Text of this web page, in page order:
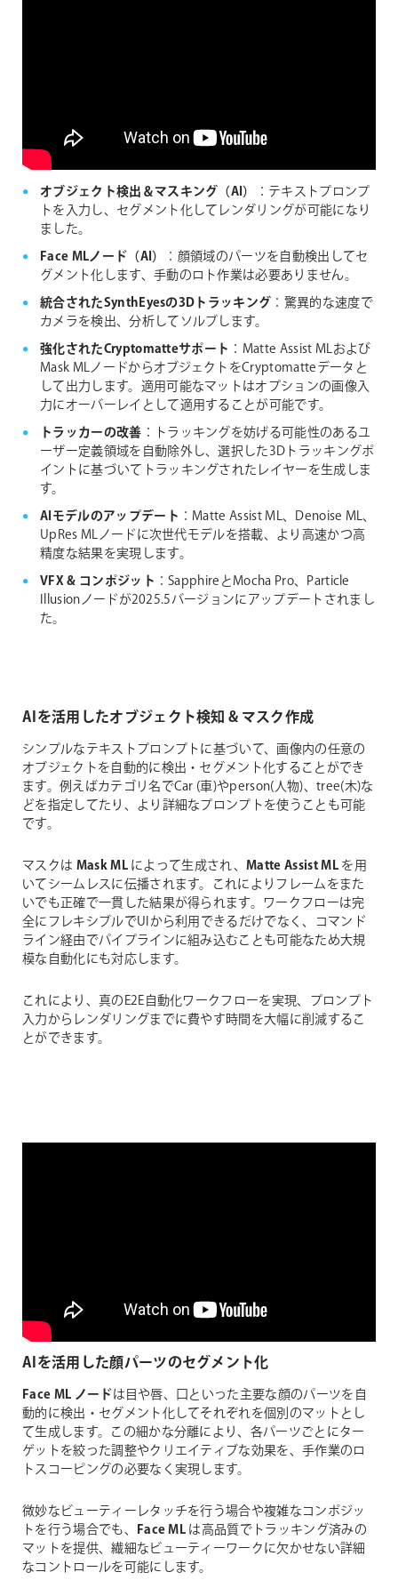
オブジェクト検出＆マスキング（AI）
：テキストプロンプ
トを入力し、セグメント化してレンダリングが可能になり
ました。
Face MLノード（AI）
：顔領域のパーツを自動検出してセ
グメント化します、手動のロト作業は必要ありません。
統合されたSynthEyesの3Dトラッキング ：驚異的な速度で
カメラを検出、分析してソルブします。
強化されたCryptomatteサポート ：Matte Assist MLおよび
Mask MLノードからオブジェクトをCryptomatteデータと
して出力します。適用可能なマットはオプションの画像入
力にオーバーレイとして適用することが可能です。
トラッカーの改善 ：トラッキングを妨げる可能性のあるユ
ーザー定義領域を自動除外し、選択した3Dトラッキングポ
イントに基づいてトラッキングされたレイヤーを生成しま
す。
AIモデルのアップデート ：Matte Assist ML、Denoise ML、
UpRes MLノードに次世代モデルを搭載、より高速かつ高
精度な結果を実現します。
VFX & コンポジット ：SapphireとMocha Pro、Particle
Illusionノードが2025.5バージョンにアップデートされまし
た。
AIを活用したオブジェクト検知 & マスク作成
シンプルなテキストプロンプトに基づいて、画像内の任意の
オブジェクトを自動的に検出・セグメント化することができ
ます。例えばカテゴリ名でCar (車)やperson(人物)、tree(木)な
どを指定してたり、より詳細なプロンプトを使うことも可能
です。
マスクは Mask MLによって生成され、Matte Assist MLを用
いてシームレスに伝播されます。これによりフレームをまた
いでも正確で一貫した結果が得られます。ワークフローは完
全にフレキシブルでUIから利用できるだけでなく、コマンド
ライン経由でパイプラインに組み込むことも可能なため大規
模な自動化にも対応します。
これにより、真のE2E自動化ワークフローを実現、プロンプト
入力からレンダリングまでに費やす時間を大幅に削減するこ
とができます。
AIを活用した顔パーツのセグメント化
Face ML ノードは目や唇、口といった主要な顔のパーツを自
動的に検出・セグメント化してそれぞれを個別のマットとし
て生成します。この細かな分離により、各パーツごとにター
ゲットを絞った調整やクリエイティブな効果を、手作業のロ
トスコーピングの必要なく実現します。
微妙なビューティーレタッチを行う場合や複雑なコンポジッ
トを行う場合でも、 Face ML は高品質でトラッキング済みの
マットを提供、繊細なビューティーワークに欠かせない詳細
なコントロールを可能にします。